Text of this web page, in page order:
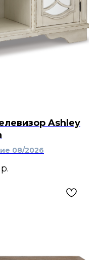
Ashley
08/2026
р.